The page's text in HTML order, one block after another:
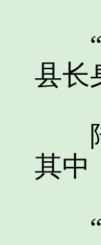
“
县长
陆
其中
“